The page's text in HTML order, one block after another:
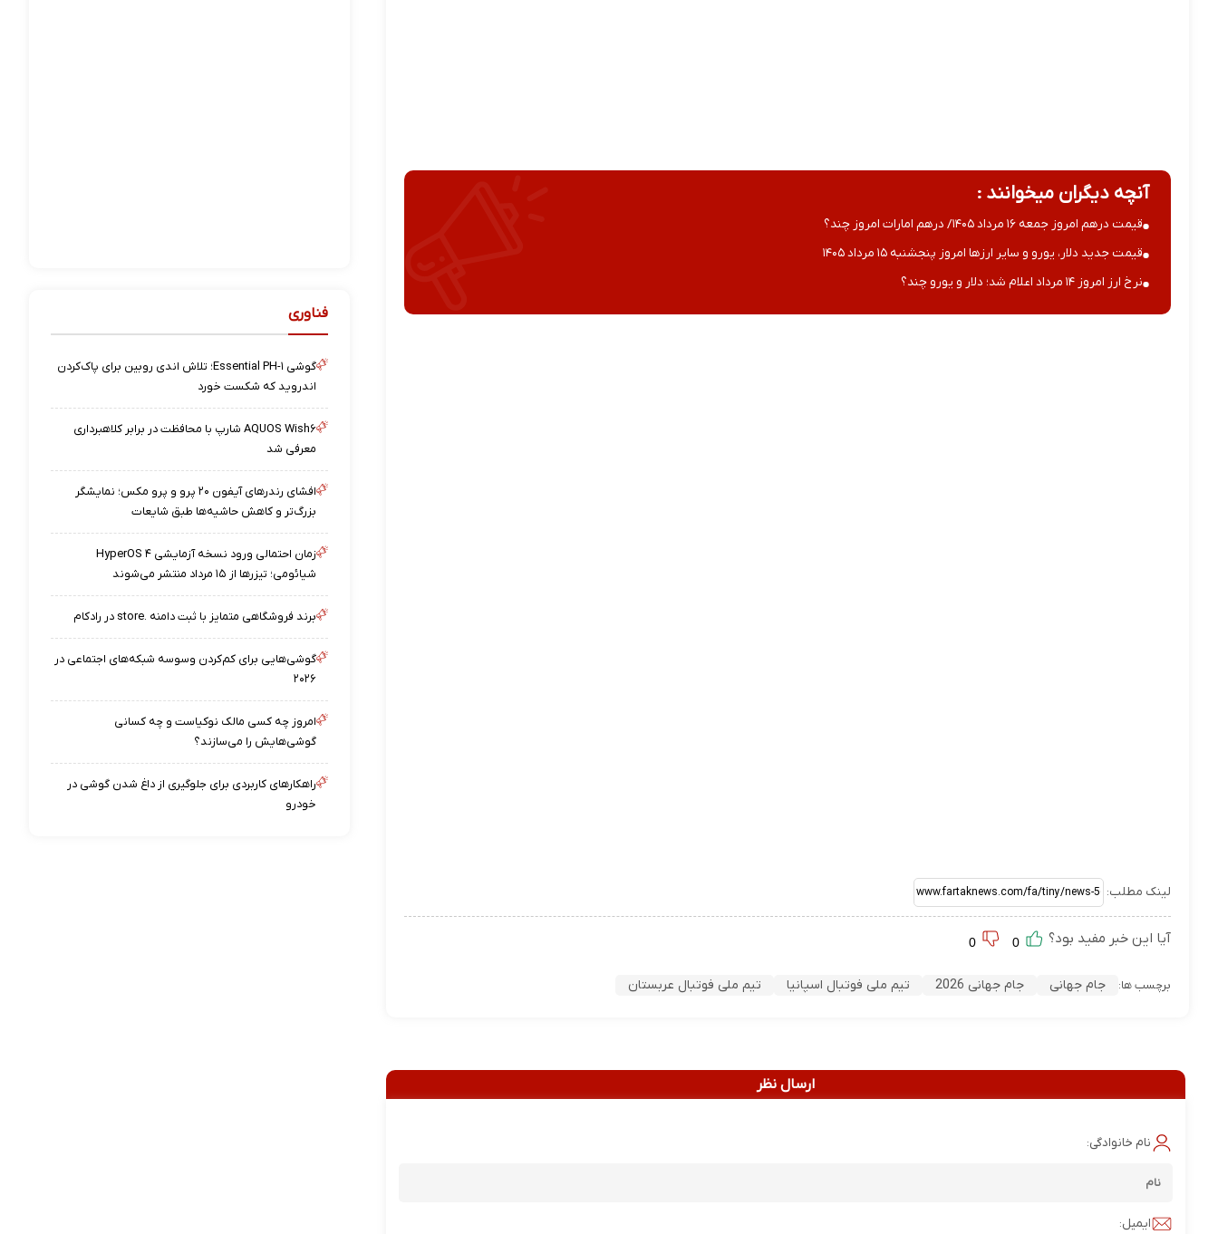
آنچه دیگران میخوانند :
قیمت درهم امروز جمعه ۱۶ مرداد ۱۴۰۵/ درهم امارات امروز چند؟
قیمت جدید دلار، یورو و سایر ارزها امروز پنجشنبه ۱۵ مرداد ۱۴۰۵
نرخ ارز امروز ۱۴ مرداد اعلام شد؛ دلار و یورو چند؟
لینک مطلب:
آیا این خبر مفید بود؟
برچسب ها: جام جهانی جام جهانی 2026 تیم ملی فوتبال اسپانیا تیم ملی فوتبال عربستان
ارسال نظر
نام خانوادگی:
ایمیل:
فناوری
گوشی Essential PH-۱؛ تلاش اندی روبین برای پاک‌کردن
اندروید که شکست خورد
AQUOS Wish۶ شارپ با محافظت در برابر کلاهبرداری
معرفی شد
افشای رندرهای آیفون ۲۰ پرو و پرو مکس؛ نمایشگر
بزرگ‌تر و کاهش حاشیه‌ها طبق شایعات
زمان احتمالی ورود نسخه آزمایشی HyperOS ۴
شیائومی؛ تیزرها از ۱۵ مرداد منتشر می‌شوند
برند فروشگاهی متمایز با ثبت دامنه .store در رادکام
گوشی‌هایی برای کم‌کردن وسوسه شبکه‌های اجتماعی در
۲۰۲۶
امروز چه کسی مالک نوکیاست و چه کسانی
گوشی‌هایش را می‌سازند؟
راهکارهای کاربردی برای جلوگیری از داغ شدن گوشی در
خودرو